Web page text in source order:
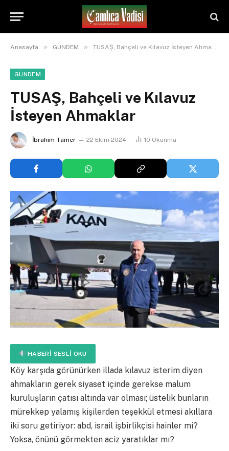
Anasayfa » GÜNDEM » TUSAŞ, Bahçeli ve Kılavuz İsteyen Ahmaklar
GÜNDEM
TUSAŞ, Bahçeli ve Kılavuz
İsteyen Ahmaklar
İbrahim Tamer 22 Ekim 2024 10 Okunma
HABERI SESLI OKU
Köy karşıda görünürken illada kılavuz isterim diyen
ahmakların gerek siyaset içinde gerekse malum
kuruluşların çatısı altında var olması; üstelik bunların
mürekkep yalamış kişilerden teşekkül etmesi akıllara
iki soru getiriyor: abd, israil işbirlikçisi hainler mi?
Yoksa, önünü görmekten aciz yaratıklar mı?